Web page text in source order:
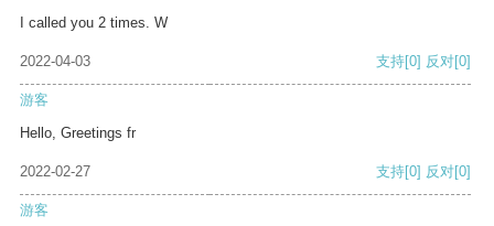
I called you 2 times. W
2022-04-03 支持[0] 反对[0]
游客
Hello, Greetings fr
2022-02-27 支持[0] 反对[0]
游客